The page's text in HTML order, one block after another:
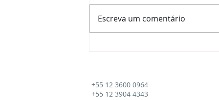
ENXERGA.
Escreva um comentário
+55 12 3600 0964
+55 12 3904 4343